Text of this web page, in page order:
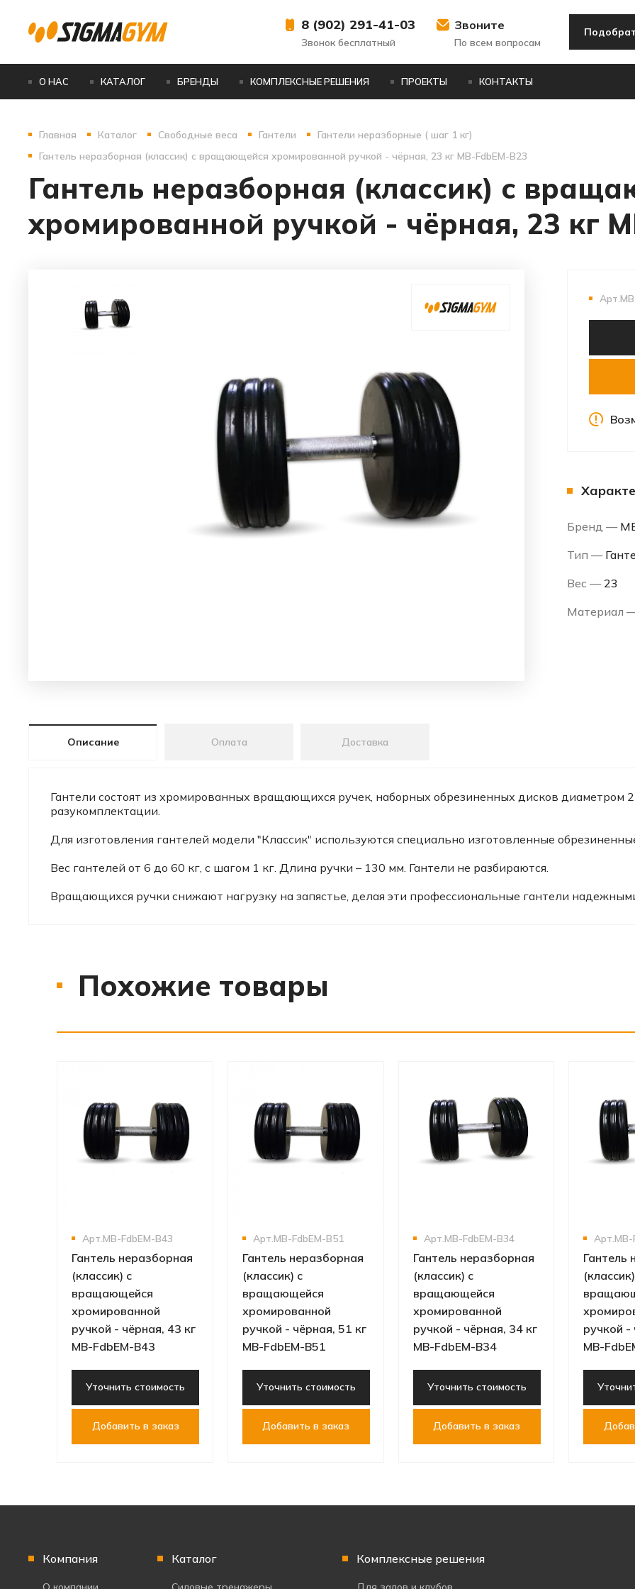
8 (902) 291-41-03
Звонок бесплатный
Звоните
По всем вопросам
О НАС КАТАЛОГ БРЕНДЫ КОМПЛЕКСНЫЕ РЕШЕНИЯ ПРОЕКТЫ КОНТАКТЫ
Главная Каталог Свободные веса Гантели
Гантели неразборные ( шаг 1 кг)
Гантель неразборная (классик) с вращающейся хромированной ручкой - чёрная, 23 кг MB-FdbEM-B23
Гантель неразборная (классик) с
хромированной ручкой - чёрная, 23 кг
Бренд —
Тип —
Вес — 23
Материал
Описание Оплата Доставка
Гантели состоят из хромированных вращающихся ручек, наборных обрезиненных дисков диаметром
разукомплектации.
Для изготовления гантелей модели "Классик" используются специально изготовленные
Вес гантелей от 6 до 60 кг, с шагом 1 кг. Длина ручки – 130 мм. Гантели не разбираются.
Вращающихся ручки снижают нагрузку на запястье, делая эти профессиональные гантели
Похожие товары
Арт.MB-FdbEM-B43
Гантель неразборная
(классик) с
вращающейся
хромированной
ручкой - чёрная, 43 кг
MB-FdbEM-B43
Уточнить стоимость
Добавить в заказ
Арт.MB-FdbEM-B51
Гантель неразборная
(классик) с
вращающейся
хромированной
ручкой - чёрная, 51 кг
MB-FdbEM-B51
Уточнить стоимость
Добавить в заказ
Арт.MB-FdbEM-B34
Гантель неразборная
(классик) с
вращающейся
хромированной
ручкой - чёрная, 34 кг
MB-FdbEM-B34
Уточнить стоимость
Добавить в заказ
Арт.MB-
Гантель
ручкой -
MB-
Компания Каталог Комплексные решения